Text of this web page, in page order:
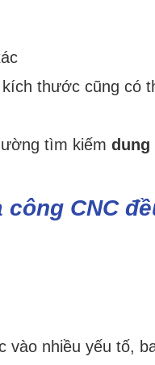
thước cũng có
tìm kiếm dung
công CNC
vào nhiều yếu tố,